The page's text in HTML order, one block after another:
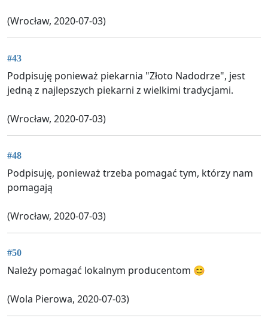
(Wrocław, 2020-07-03)
#43
Podpisuję ponieważ piekarnia "Złoto Nadodrze", jest
jedną z najlepszych piekarni z wielkimi tradycjami.
(Wrocław, 2020-07-03)
#48
Podpisuję, ponieważ trzeba pomagać tym, którzy nam
pomagają
(Wrocław, 2020-07-03)
#50
Należy pomagać lokalnym producentom 😊
(Wola Pierowa, 2020-07-03)